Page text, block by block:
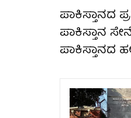
ಪಾಕಿಸ್ತಾನದ
ಪಾಕಿಸ್ತಾನ
ಪಾಕಿಸ್ತಾನದ